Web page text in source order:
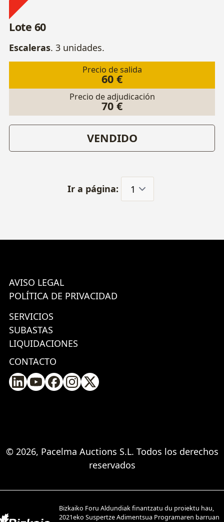
Lote 60
Escaleras. 3 unidades.
Precio de salida
60 €
Precio de adjudicación
70 €
VENDIDO
Ir a página:
AVISO LEGAL
POLÍTICA DE PRIVACIDAD
SERVICIOS
SUBASTAS
LIQUIDACIONES
CONTACTO
© 2026, Pacelma Auctions S.L. Todos los derechos
reservados
Bizkaiko Foru Aldundiak finantzatu du proiektu hau,
2021eko Suspertze Adimentsua Programaren barruan